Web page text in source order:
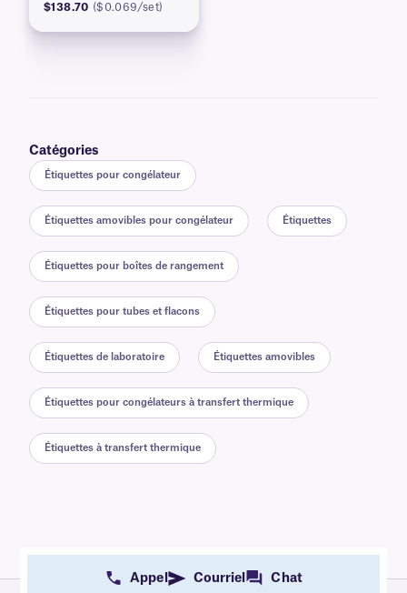
$138.70 ($0.069/set)
Catégories
Étiquettes pour congélateur
Étiquettes amovibles pour congélateur Étiquettes
Étiquettes pour boîtes de rangement
Étiquettes pour tubes et flacons
Étiquettes de laboratoire Étiquettes amovibles
Étiquettes pour congélateurs à transfert thermique
Étiquettes à transfert thermique
Appel Courriel Chat